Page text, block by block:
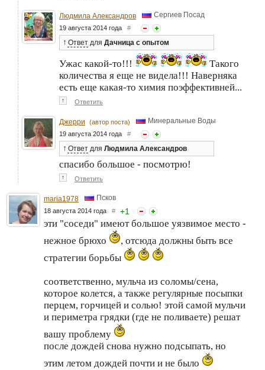
Людмила Александров Сергиев Посад
19 августа 2014 года #
↑ Ответ для Дачница с опытом
Ужас какой-то!!!
Такого
количества я еще не видела!!! Наверняка
есть еще какая-то химия поэффективней...
↑ Ответить
Джерри (автор поста) Минеральные Воды
19 августа 2014 года #
↑ Ответ для Людмила Александров
спасибо большое - посмотрю!
↑ Ответить
maria1978 Псков
18 августа 2014 года # +1
эти "соседи" имеют большое уязвимое место -
нежное брюхо
, отсюда должны быть все
стратегии борьбы
соответственно, мульча из соломы/сена,
которое колется, а также регулярные посыпки
перцем, горчицей и солью! этой самой мульчи
и периметра грядки (где не поливаете) решат
вашу проблему
после дождей снова нужно подсыпать, но
этим летом дождей почти и не было